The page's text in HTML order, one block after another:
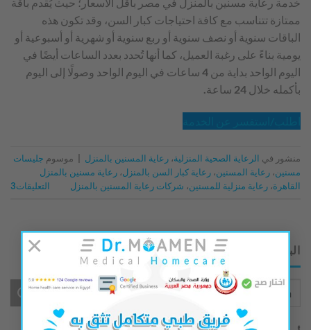
×
ممتازة تتناسب مع كافة احتياجات كبار السن، وقد تكون هذه
الباقات سنوية أو نصف سنوية أو ربع سنوية أو شهرية أو أسبوعية أو
يومية بناءً على رغبة العميل، كما أنها تُحدد بعدد الساعات أيضًا في
اليوم الواحد بداية من 4 ساعات في اليوم الواحد وصولًا إلى اليوم
بأكمله خلال 24 ساعة.
منشور في الرعاية الصحية المنزلية، رعاية المسنين بالمنزل موسوم جليسات
مسنين، رعاية المسنين، رعاية كبار السن بالمنزل، رعاية مسنين بالمنزل
القاهرة، رعاية منزلية للمسنين، شركات رعاية المسنين بالمنزل التعليقات3
البحث